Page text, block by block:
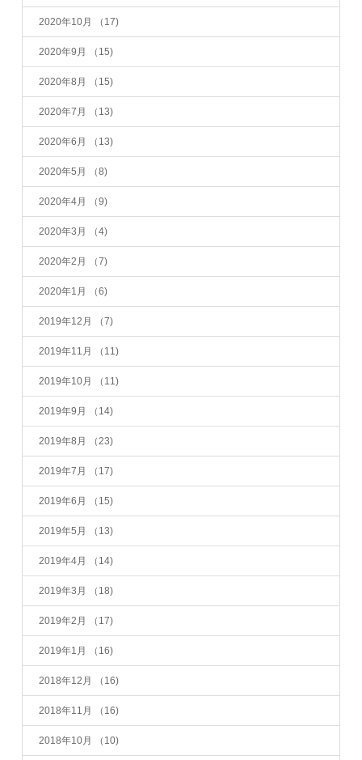
2020年10月 （17)
2020年9月 （15)
2020年8月 （15)
2020年7月 （13)
2020年6月 （13)
2020年5月 （8)
2020年4月 （9)
2020年3月 （4)
2020年2月 （7)
2020年1月 （6)
2019年12月 （7)
2019年11月 （11)
2019年10月 （11)
2019年9月 （14)
2019年8月 （23)
2019年7月 （17)
2019年6月 （15)
2019年5月 （13)
2019年4月 （14)
2019年3月 （18)
2019年2月 （17)
2019年1月 （16)
2018年12月 （16)
2018年11月 （16)
2018年10月 （10)